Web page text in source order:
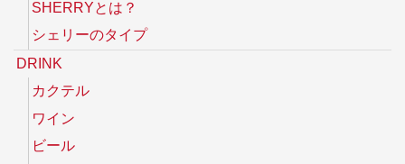
SHERRYとは？
シェリーのタイプ
DRINK
カクテル
ワイン
ビール